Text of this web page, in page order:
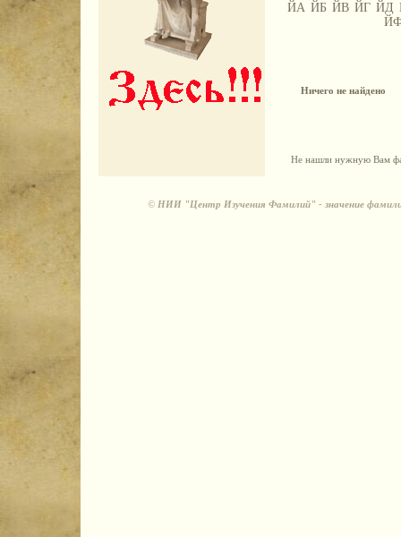
ЙА ЙБ ЙВ ЙГ ЙД
Ничего не найдено
Не нашли нужную Вам
© НИИ "Центр Изучения Фамилий" - значение